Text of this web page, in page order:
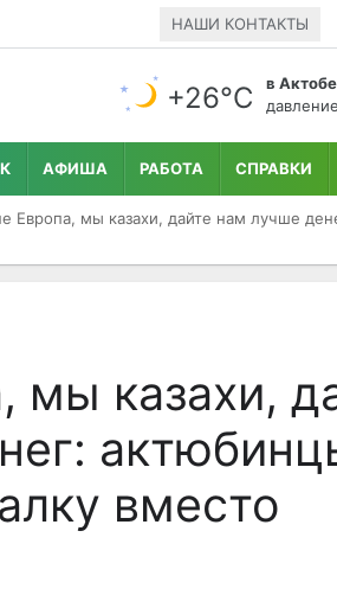
НАШИ КОНТАКТЫ
+26°С в Актобе
АФИША РАБОТА СПРАВКИ
Европа, мы казахи, дайте нам лучше
мы казахи,
вместо